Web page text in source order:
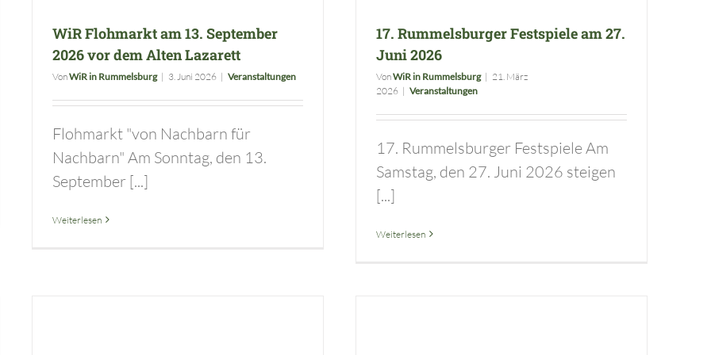
WiR Flohmarkt am 13. September
2026 vor dem Alten Lazarett
VonWiR in Rummelsburg | 3. Juni 2026 | Veranstaltungen
Flohmarkt "von Nachbarn für
Nachbarn" Am Sonntag, den 13.
September [...]
Weiterlesen
17. Rummelsburger Festspiele am 27.
Juni 2026
VonWiR in Rummelsburg | 21. März
2026 | Veranstaltungen
17. Rummelsburger Festspiele Am
Samstag, den 27. Juni 2026 steigen
[...]
Weiterlesen